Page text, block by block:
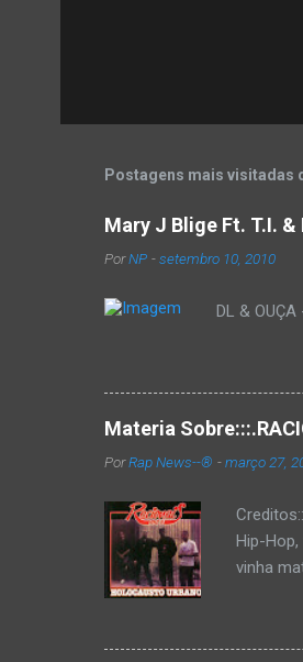
Postagens mais visitadas
Mary J Blige Ft. T.I. &
PorNP -setembro 10, 2010
DL &
Materia
PorRap News--® -março 27,
Hip-
vinha
Como